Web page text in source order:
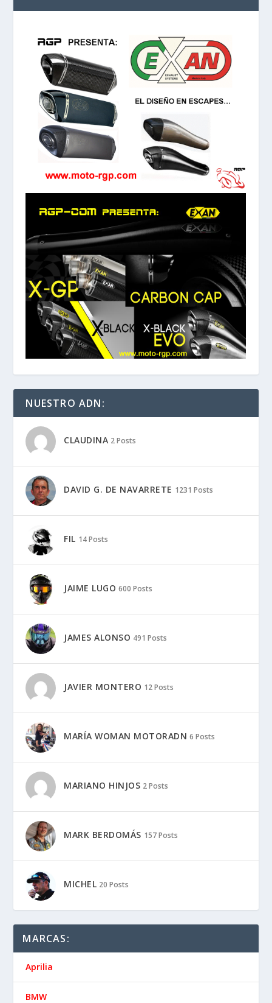
NUESTRO ADN:
CLAUDINA 2 Posts
DAVID G. DE NAVARRETE 1231 Posts
FIL 14 Posts
JAIME LUGO 600 Posts
JAMES ALONSO 491 Posts
JAVIER MONTERO 12 Posts
MARÍA WOMAN MOTORADN 6 Posts
MARIANO HINJOS 2 Posts
MARK BERDOMÁS 157 Posts
MICHEL 20 Posts
MARCAS:
Aprilia
BMW